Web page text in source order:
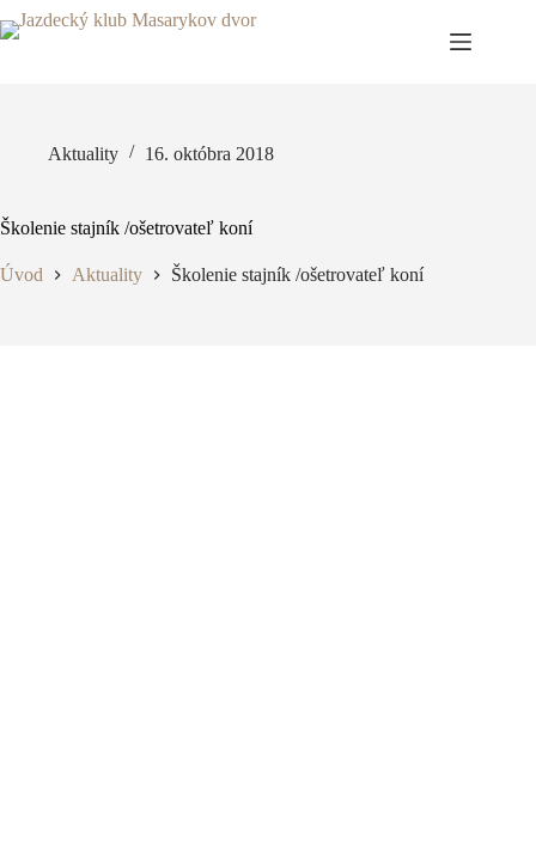
Späť
na
Aktuality 16. októbra 2018
Školenie stajník /ošetrovateľ koní
Úvod Aktuality Školenie stajník /ošetrovateľ koní